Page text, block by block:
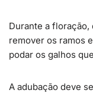
Durante a floração,
remover os ramos
podar os galhos
A adubação deve